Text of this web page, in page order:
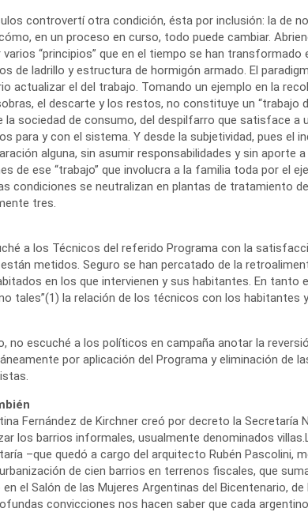
controvertí otra condición, ésta por inclusión: la de
en un proceso en curso, todo puede cambiar.
“principios” que en el tiempo se han transformado
de ladrillo y estructura de hormigón armado. El
actualizar el del trabajo. Tomando un ejemplo en la
el descarte y los restos, no constituye un “trabajo
la sociedad de consumo, del despilfarro que satisface a
para y con el sistema. Y desde la subjetividad, pues el
alguna, sin asumir responsabilidades y sin aporte
de ese “trabajo” que involucra a la familia toda por el
condiciones se neutralizan en plantas de tratamiento
tres.
a los Técnicos del referido Programa con la
metidos. Seguro se han percatado de la
en los que intervienen y sus habitantes. En tanto
tales”(1) la relación de los técnicos con los habitantes
no escuché a los políticos en campaña anotar la
por aplicación del Programa y eliminación de
Fernández de Kirchner creó por decreto la Secretaría
los barrios informales, usualmente denominados
–que quedó a cargo del arquitecto Rubén Pascolini,
de cien barrios en terrenos fiscales, que
el Salón de las Mujeres Argentinas del Bicentenario,
convicciones nos hacen saber que cada